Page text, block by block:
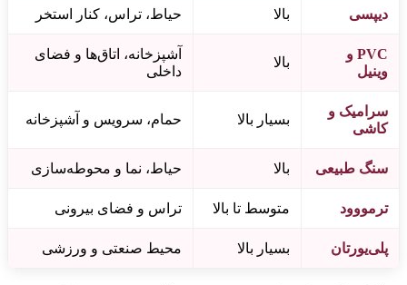
دیپسی بالا حیاط، تراس، کنار استخر
PVC و
وینیل
بالا
آشپزخانه، اتاق‌ها و فضای
داخلی
سرامیک و
کاشی
بسیار بالا حمام، سرویس و آشپزخانه
سنگ طبیعی بالا حیاط، نما و محوطه‌سازی
ترمووود متوسط تا بالا تراس و فضای بیرونی
پلی‌یورتان بسیار بالا محیط صنعتی و ورزشی